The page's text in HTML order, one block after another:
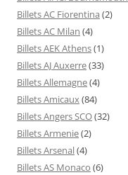
Billets AC Fiorentina (2)
Billets AC Milan (4)
Billets AEK Athens(1)
Billets AJ Auxerre(33)
Billets Allemagne(4)
Billets Amicaux(84)
Billets Angers SCO(32)
Billets Armenie(2)
Billets Arsenal(4)
Billets AS Monaco (6)